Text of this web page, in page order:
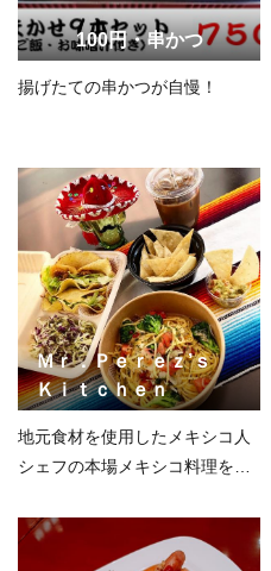
100円・串かつ
揚げたての串かつが自慢！
Ｍｒ．Ｐｅｒｅｚ’ｓ
Ｋｉｔｃｈｅｎ
地元食材を使用したメキシコ人
シェフの本場メキシコ料理をご